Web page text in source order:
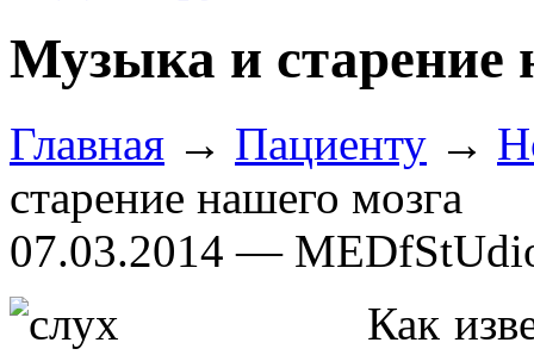
Музыка и старение
Главная → Пациенту →
старение нашего мозга
07.03.2014 —
Как